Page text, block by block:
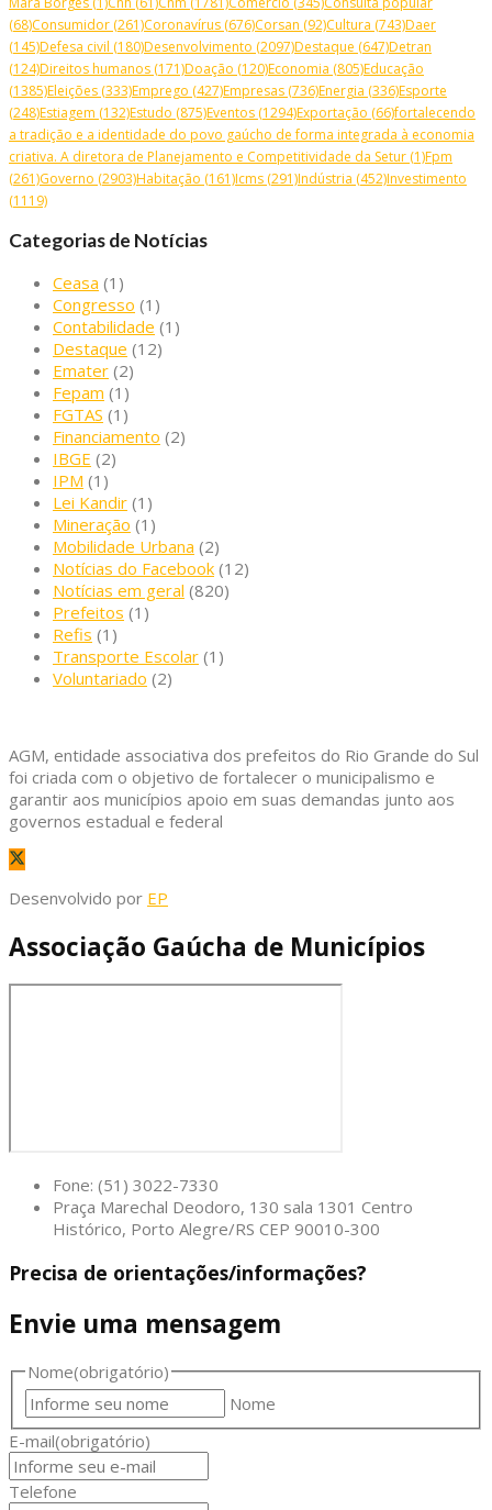
(68)Consumidor (261)Coronavírus (676)Corsan (92)Cultura (743)Daer
(145)Defesa civil (180)Desenvolvimento (2097)Destaque (647)Detran
(124)Direitos humanos (171)Doação (120)Economia (805)Educação
(1385)Eleições (333)Emprego (427)Empresas (736)Energia (336)Esporte
(248)Estiagem (132)Estudo (875)Eventos (1294)Exportação (66)fortalecendo
a tradição e a identidade do povo gaúcho de forma integrada à economia
criativa. A diretora de Planejamento e Competitividade da Setur (1)Fpm
(261)Governo (2903)Habitação (161)Icms (291)Indústria (452)Investimento
(1119)
Categorias de Notícias
Ceasa (1)
Congresso (1)
Contabilidade (1)
Destaque (12)
Emater (2)
Fepam (1)
FGTAS (1)
Financiamento (2)
IBGE (2)
IPM (1)
Lei Kandir (1)
Mineração (1)
Mobilidade Urbana (2)
Notícias do Facebook (12)
Notícias em geral (820)
Prefeitos (1)
Refis (1)
Transporte Escolar (1)
Voluntariado (2)
AGM, entidade associativa dos prefeitos do Rio Grande do Sul
foi criada com o objetivo de fortalecer o municipalismo e
garantir aos municípios apoio em suas demandas junto aos
governos estadual e federal
Desenvolvido por EP
Associação Gaúcha de Municípios
Fone: (51) 3022-7330
Praça Marechal Deodoro, 130 sala 1301 Centro
Histórico, Porto Alegre/RS CEP 90010-300
Precisa de orientações/informações?
Envie uma mensagem
Nome(obrigatório)
Nome
E-mail(obrigatório)
Telefone